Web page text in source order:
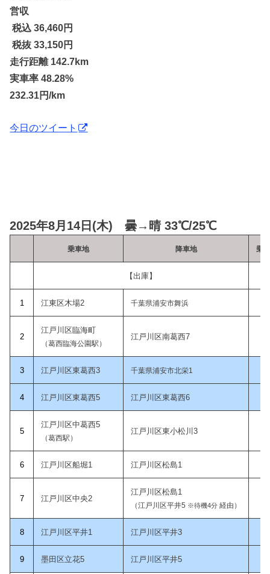
営収
税込 36,460円
税抜 33,150円
走行距離 142.7km
実車率 48.28%
232.31円/km
今日のツイート
2025年8月14日(木) 曇→晴 33℃/25℃
乗車地 降車地 乗
【出庫】
1 江東区木場2 千葉県浦安市舞浜
2
江戸川区臨海町
（葛西臨海公園駅）
江戸川区南葛西7
3 江戸川区東葛西3 千葉県浦安市北栄1
4 江戸川区東葛西5 江戸川区東葛西6
5
江戸川区中葛西5
（葛西駅）
江戸川区東小松川3
6 江戸川区船堀1 江戸川区松島1
7 江戸川区中央2
江戸川区松島1
（江戸川区平井5 ※待機4分経由）
8 江戸川区平井1 江戸川区平井3
9 墨田区立花5 江戸川区平井5